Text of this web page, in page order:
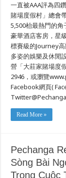
一直被AAA評為四
賭場度假村」總會
5,500枱最熱門的
豪華酒店客房，星
標賽級的Journey
多姿的娛樂及休閒
營「大莊家賭場度
2946，或瀏覽
Facebook網頁(
Read More »
Pechanga
Sòng Bài
Trong Cuộc